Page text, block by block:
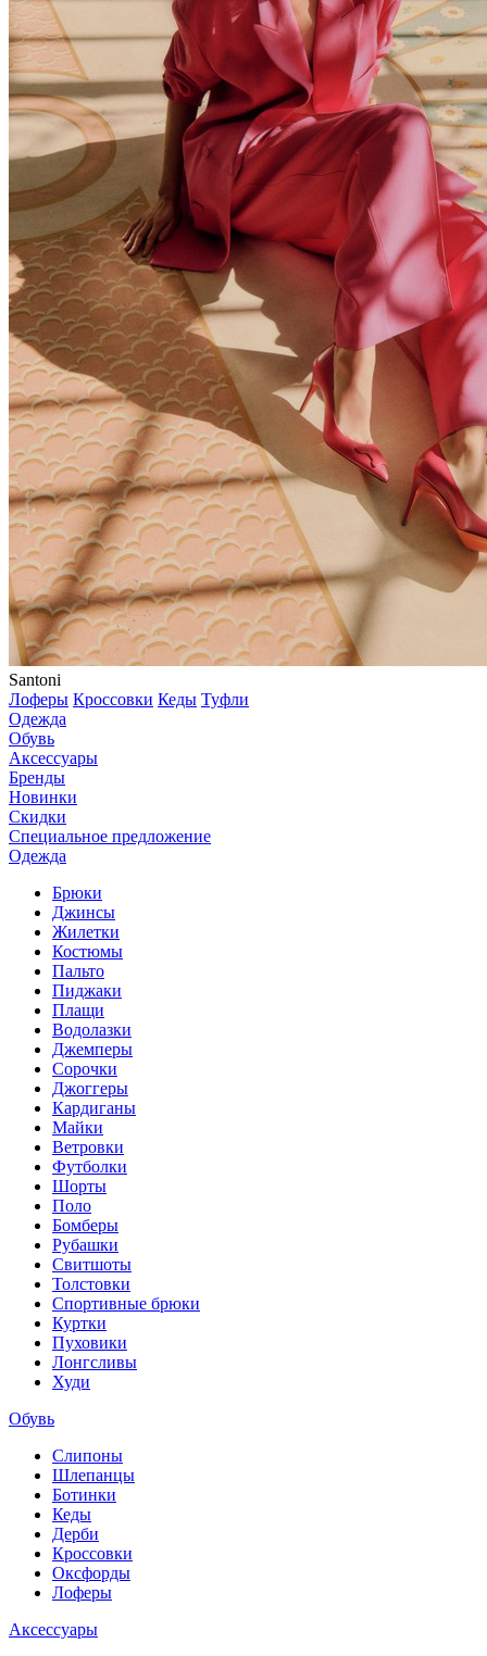
Santoni
Лоферы Кроссовки Кеды Туфли
Одежда
Обувь
Аксессуары
Бренды
Новинки
Скидки
Специальное предложение
Одежда
Брюки
Джинсы
Жилетки
Костюмы
Пальто
Пиджаки
Плащи
Водолазки
Джемперы
Сорочки
Джоггеры
Кардиганы
Майки
Ветровки
Футболки
Шорты
Поло
Бомберы
Рубашки
Свитшоты
Толстовки
Спортивные брюки
Куртки
Пуховики
Лонгсливы
Худи
Обувь
Слипоны
Шлепанцы
Ботинки
Кеды
Дерби
Кроссовки
Оксфорды
Лоферы
Аксессуары